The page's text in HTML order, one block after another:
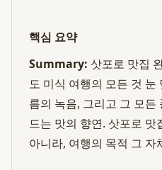
핵심 요약
Summary: 삿포로 맛집
도 미식 여행의 모든 것 눈
름의 녹음, 그리고 그 모
드는 맛의 향연. 삿포로
아니라, 여행의 목적 그 자